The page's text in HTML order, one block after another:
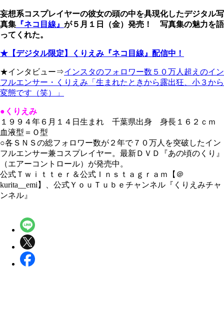
妄想系コスプレイヤーの彼女の頭の中を具現化したデジタル写
真集 『ネコ目線』 が５月１日（金）発売！ 写真集の魅力を語
ってくれた。
★【デジタル限定】くりえみ『ネコ目線』配信中！
★インタビュー⇒インスタのフォロワー数５０万人超えのイン
フルエンサー・くりえみ「生まれたときから露出狂、小３から
変態です（笑）」
●くりえみ
１９９４年６月１４日生まれ 千葉県出身 身長１６２ｃｍ
血液型＝Ｏ型
○各ＳＮＳの総フォロワー数が２年で７０万人を突破したイン
フルエンサー兼コスプレイヤー。最新ＤＶＤ『あの頃のくり』
（エアーコントロール）が発売中。
公式Ｔｗｉｔｔｅｒ＆公式Ｉｎｓｔａｇｒａｍ【＠
kurita__emi】、公式ＹｏｕＴｕｂｅチャンネル『くりえみチャ
ンネル』